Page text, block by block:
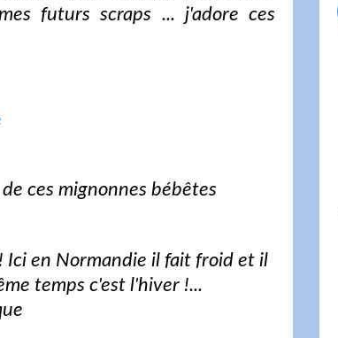
futurs scraps ... j'adore ces
ces mignonnes bébêtes
Ici en Normandie il fait froid et il
temps c'est l'hiver !...